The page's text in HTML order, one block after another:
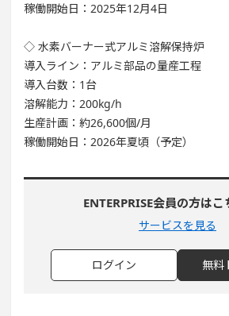
稼働開始日：2025年12月4日
◇ 水素バーナー式アルミ溶解保持炉
導入ライン：アルミ部品の量産工程
導入台数：1台
溶解能力：200kg/h
生産計画：約26,600個/月
稼働開始日：2026年夏頃（予定）
ENTERPRISE会員の方はこ
サービスを見る
ログイン 無料